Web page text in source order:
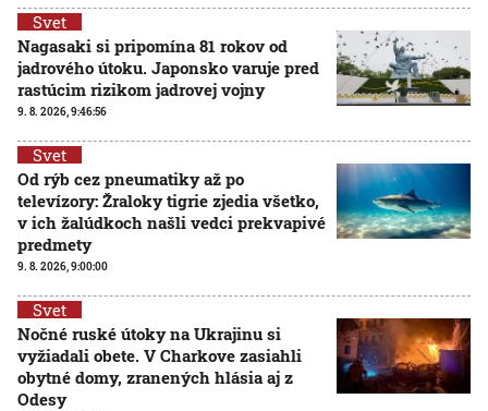
Svet
Nagasaki si pripomína 81 rokov od
jadrového útoku. Japonsko varuje pred
rastúcim rizikom jadrovej vojny
9. 8. 2026, 9:46:56
Svet
Od rýb cez pneumatiky až po
televízory: Žraloky tigrie zjedia všetko,
v ich žalúdkoch našli vedci prekvapivé
predmety
9. 8. 2026, 9:00:00
Svet
Nočné ruské útoky na Ukrajinu si
vyžiadali obete. V Charkove zasiahli
obytné domy, zranených hlásia aj z
Odesy